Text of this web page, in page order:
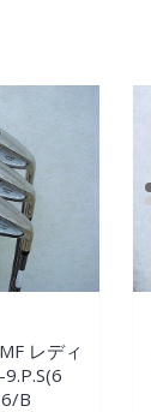
レディ
B